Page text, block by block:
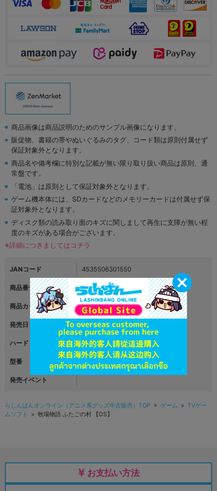
商品画像は商品説明のためのサンプル画像になります。
販促物、書籍の帯やぬいぐるみのタグ、コード類は原則付属せず
保証対象外となります。
商品名や備考欄に特別な記載が無い限り取り扱い商品は原則、通
常盤です。
「電池」は原則として保証対象外となります。
ゲーム機本体には、SDカードなどのメモリーカードは付属せず保
証対象外となります。
ディスク類の読み取り面のキズに関しまして再生に支障が無い程
度のキズがある場合がございます。
※詳細につきましてはコチラ
JANコード 4535506301550
商品番号 L00208882
商品カテゴリ ゲーム
発売日 2010年07月08日
ハード ニンテンドーDS
型番 NTR-P-BKUJ
発売イベント
らしんばんオンライン（アニメ系グッズ中古販売）TOP > ゲーム > TVゲー
ムソフト
> 牧場物語 ふたごの村 【DS】
お支払い方法